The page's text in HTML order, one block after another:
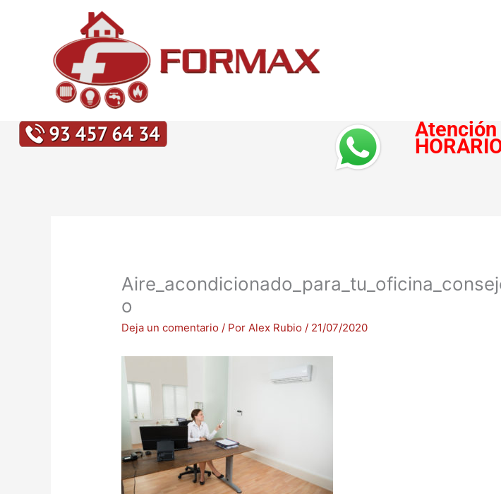
o
Deja un comentario / PorAlex Rubio / 21/07/2020